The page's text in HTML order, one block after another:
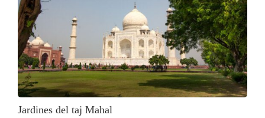
Jardines del taj Mahal